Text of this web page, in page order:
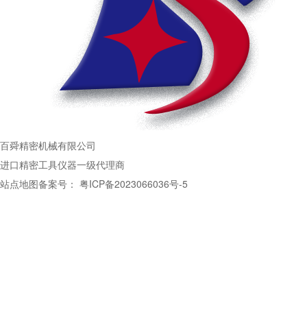
百舜精密机械有限公司
进口精密工具仪器一级代理商
站点地图备案号： 粤ICP备2023066036号-5